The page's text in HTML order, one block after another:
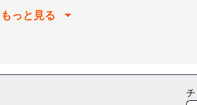
のある専用バスルームには、バスアメニティ
レストラン
朝食ビュッフェを毎日 7:30 ～ 10:30 まで
もっと見る